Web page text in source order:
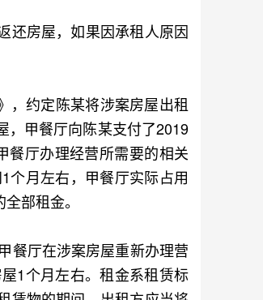
房屋，如果因承租人原因
约定陈某将涉案房屋出租
，甲餐厅向陈某支付了2019
餐厅办理经营所需要的相关
个月左右，甲餐厅实际占用
部租金。
厅在涉案房屋重新办理营
1个月左右。租金系租赁标